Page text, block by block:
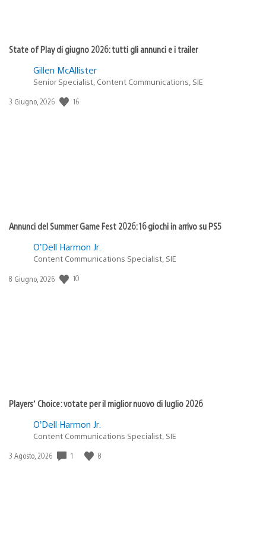
State of Play di giugno 2026: tutti gli annunci e i trailer
Gillen McAllister
Senior Specialist, Content Communications, SIE
Data
3 Giugno, 2026 16
Annunci del Summer Game Fest 2026: 16 giochi in arrivo su PS5
O’Dell Harmon Jr.
Content Communications Specialist, SIE
Data
8 Giugno, 2026 10
Players’ Choice: votate per il miglior nuovo di luglio 2026
O’Dell Harmon Jr.
Content Communications Specialist, SIE
Data
3 Agosto, 2026 1 8